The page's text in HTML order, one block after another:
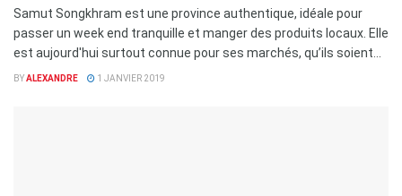
Samut Songkhram est une province authentique, idéale pour
passer un week end tranquille et manger des produits locaux. Elle
est aujourd'hui surtout connue pour ses marchés, qu’ils soient...
BYALEXANDRE 1 JANVIER 2019